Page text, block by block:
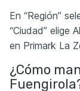
En “Región”
“Ciudad” elige
en Primark La
¿Cómo